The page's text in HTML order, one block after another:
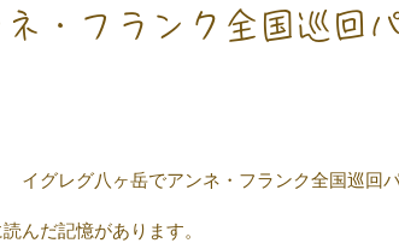
ネ・フランク全国巡回
グレグ八ヶ岳でアンネ・フランク全国巡回
んだ記憶があります。